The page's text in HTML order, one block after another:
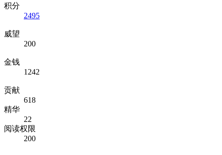
积分
2495
威望
200
金钱
1242
贡献
618
精华
22
阅读权限
200